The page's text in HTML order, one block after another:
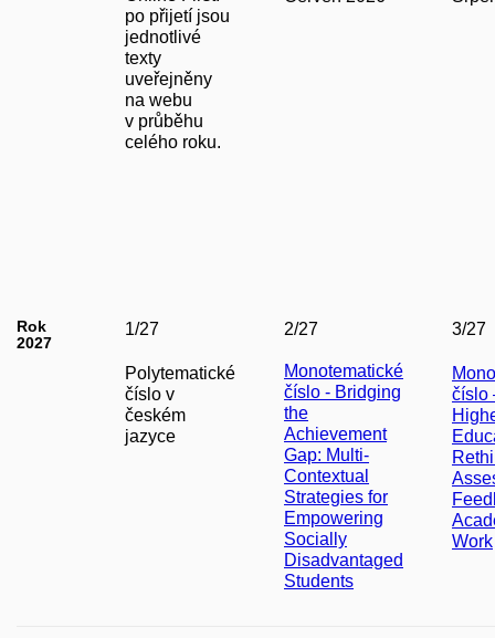
po přijetí jsou
jednotlivé
texty
uveřejněny
na webu
v průběhu
celého roku.
Rok
2027
1/27
Polytematické
číslo v
českém
jazyce
2/27
Monotematické
číslo - Bridging
the
Achievement
Gap: Multi-
Contextual
Strategies for
Empowering
Socially
Disadvantaged
Students
3/27
číslo
Work